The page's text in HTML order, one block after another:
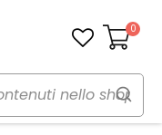
Carrello
0